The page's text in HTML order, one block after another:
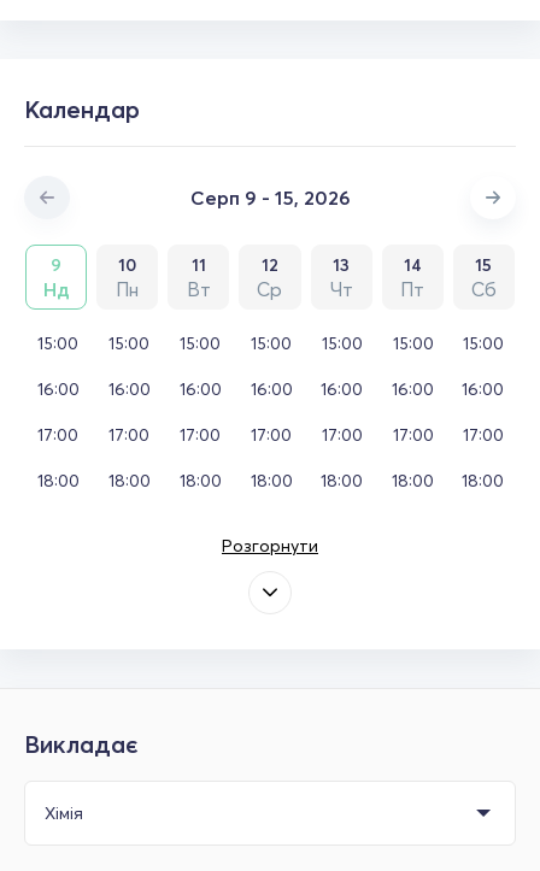
Календар
Серп 9 - 15, 2026
9
Нд
10
Пн
11
Вт
12
Ср
13
Чт
14
Пт
15
Сб
15:00
16:00
17:00
18:00
15:00
16:00
17:00
18:00
15:00
16:00
17:00
18:00
15:00
16:00
17:00
18:00
15:00
16:00
17:00
18:00
15:00
16:00
17:00
18:00
15:00
16:00
17:00
18:00
Розгорнути
Викладає